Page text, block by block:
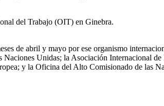
del Trabajo (OIT) en Ginebra.
de abril y mayo por ese organismo
Unidas; la Asociación Internacional
y la Oficina del Alto Comisionado de las